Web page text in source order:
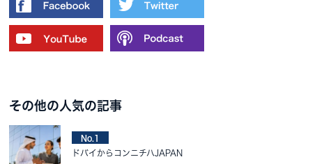
その他の人気の記事
No.1
ドバイからコンニチハJAPAN